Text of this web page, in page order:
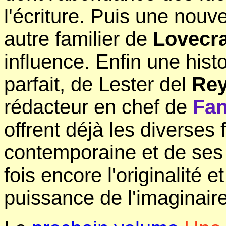
l'écriture. Puis une
autre familier de
influence. Enfin une
parfait, de Lester del
rédacteur en chef de
offrent déjà les diverses
contemporaine et de
fois encore l'originalité
puissance de